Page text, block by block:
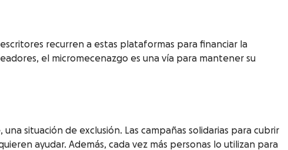
recurren a estas plataformas para financiar la
el micromecenazgo es una vía para mantener su
situación de exclusión. Las campañas solidarias para cubrir
ayudar. Además, cada vez más personas lo utilizan para